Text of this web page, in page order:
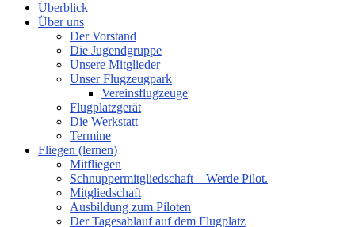
Überblick
Über uns
Der Vorstand
Die Jugendgruppe
Unsere Mitglieder
Unser Flugzeugpark
Vereinsflugzeuge
Flugplatzgerät
Die Werkstatt
Termine
Fliegen (lernen)
Mitfliegen
Schnuppermitgliedschaft – Werde Pilot.
Mitgliedschaft
Ausbildung zum Piloten
Der Tagesablauf auf dem Flugplatz